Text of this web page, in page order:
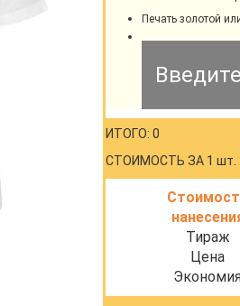
Печать золотой
ИТОГО: 0
СТОИМОСТЬ ЗА 1 шт.
Тираж
Цена